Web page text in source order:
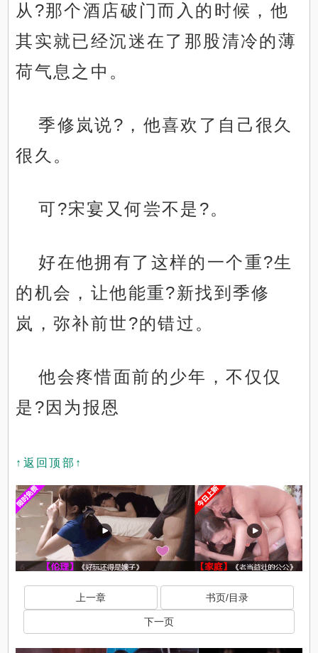
从?那个酒店破门而入的时候，他
其实就已经沉迷在了那股清冷的薄
荷气息之中。
季修岚说?，他喜欢了自己很久
很久。
可?宋宴又何尝不是?。
好在他拥有了这样的一个重?生
的机会，让他能重?新找到季修
岚，弥补前世?的错过。
他会疼惜面前的少年，不仅仅
是?因为报恩
↑返回顶部↑
上一章 书页/目录
下一页